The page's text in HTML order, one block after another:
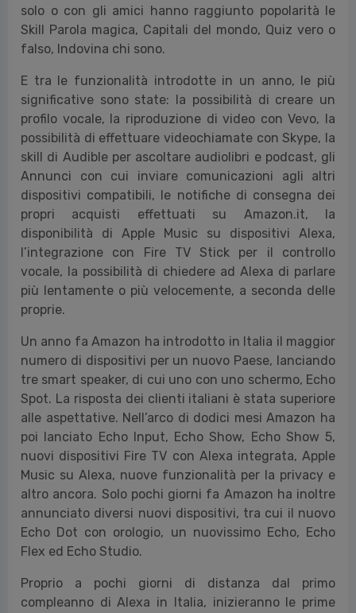
solo o con gli amici hanno raggiunto popolarità le
Skill Parola magica, Capitali del mondo, Quiz vero o
falso, Indovina chi sono.
E tra le funzionalità introdotte in un anno, le più
significative sono state: la possibilità di creare un
profilo vocale, la riproduzione di video con Vevo, la
possibilità di effettuare videochiamate con Skype, la
skill di Audible per ascoltare audiolibri e podcast, gli
Annunci con cui inviare comunicazioni agli altri
dispositivi compatibili, le notifiche di consegna dei
propri acquisti effettuati su Amazon.it, la
disponibilità di Apple Music su dispositivi Alexa,
l’integrazione con Fire TV Stick per il controllo
vocale, la possibilità di chiedere ad Alexa di parlare
più lentamente o più velocemente, a seconda delle
proprie.
Un anno fa Amazon ha introdotto in Italia il maggior
numero di dispositivi per un nuovo Paese, lanciando
tre smart speaker, di cui uno con uno schermo, Echo
Spot. La risposta dei clienti italiani è stata superiore
alle aspettative. Nell’arco di dodici mesi Amazon ha
poi lanciato Echo Input, Echo Show, Echo Show 5,
nuovi dispositivi Fire TV con Alexa integrata, Apple
Music su Alexa, nuove funzionalità per la privacy e
altro ancora. Solo pochi giorni fa Amazon ha inoltre
annunciato diversi nuovi dispositivi, tra cui il nuovo
Echo Dot con orologio, un nuovissimo Echo, Echo
Flex ed Echo Studio.
Proprio a pochi giorni di distanza dal primo
compleanno di Alexa in Italia, inizieranno le prime